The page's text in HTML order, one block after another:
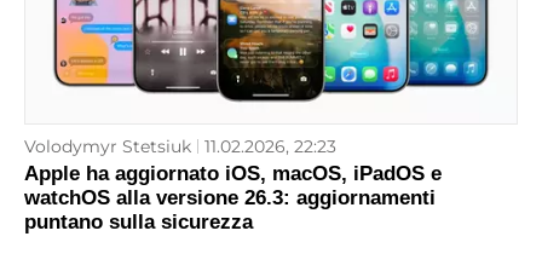
Volodymyr Stetsiuk 11.02.2026, 22:23
Apple ha aggiornato iOS, macOS, iPadOS e
watchOS alla versione 26.3: aggiornamenti
puntano sulla sicurezza